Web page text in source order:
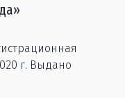
г. Выдано